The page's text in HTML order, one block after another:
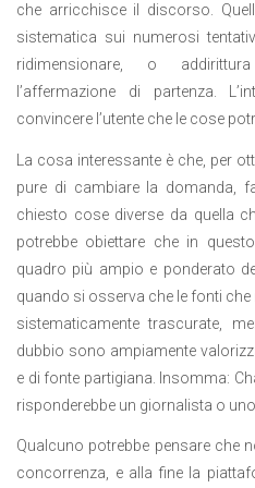
che arricchisce il discorso.
sistematica sui numerosi
ridimensionare, o
l’affermazione di partenza.
convincere l’utente che le cose
La cosa interessante è che, per
pure di cambiare la domanda,
chiesto cose diverse da quella
potrebbe obiettare che in
quadro più ampio e ponderato
quando si osserva che le fonti
sistematicamente trascurate,
dubbio sono ampiamente
e di fonte partigiana. Insomma:
risponderebbe un giornalista o
Qualcuno potrebbe pensare che
concorrenza, e alla fine la